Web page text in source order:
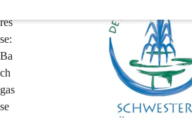
res
se:
Ba
ch
gas
se